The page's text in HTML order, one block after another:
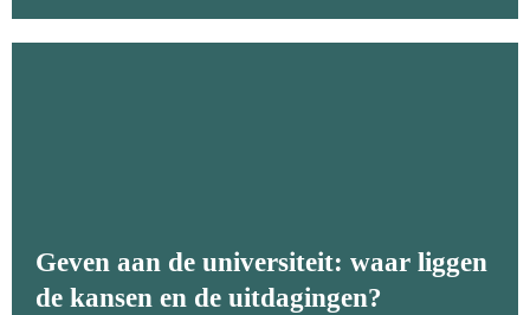
Geven aan de universiteit: waar liggen
de kansen en de uitdagingen?